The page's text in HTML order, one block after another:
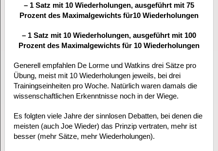
– 1 Satz mit 10 Wiederholungen, ausgeführt mit 75
Prozent des Maximalgewichts für10 Wiederholungen
– 1 Satz mit 10 Wiederholungen, ausgeführt mit 100
Prozent des Maximalgewichts für 10 Wiederholungen
Generell empfahlen De Lorme und Watkins drei Sätze pro
Übung, meist mit 10 Wiederholungen jeweils, bei drei
Trainingseinheiten pro Woche. Natürlich waren damals die
wissenschaftlichen Erkenntnisse noch in der Wiege.
Es folgten viele Jahre der sinnlosen Debatten, bei denen die
meisten (auch Joe Wieder) das Prinzip vertraten, mehr ist
besser (mehr Sätze, mehr Wiederholungen).